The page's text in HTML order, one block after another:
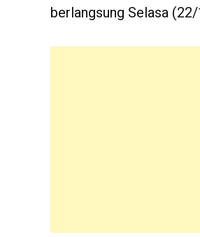
berlangsung Selasa